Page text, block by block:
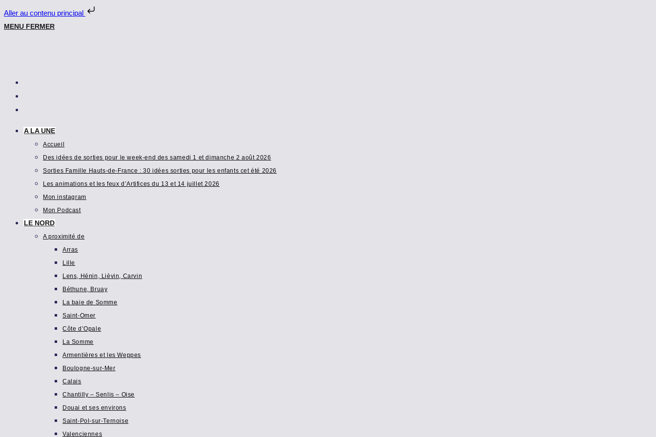
Aller au contenu principal
Skip
MENU FERMER
A LA UNE
Accueil
Des idées de sorties pour le week-end des samedi 1 et dimanche 2 août 2026
Sorties Famille Hauts-de-France : 30 idées sorties pour les enfants cet été 2026
Les animations et les feux d’Artifices du 13 et 14 juillet 2026
Mon instagram
Mon Podcast
LE NORD
A proximité de
Arras
Lille
Lens, Hénin, Lièvin, Carvin
Béthune, Bruay
La baie de Somme
Saint-Omer
Côte d’Opale
La Somme
Armentières et les Weppes
Boulogne-sur-Mer
Calais
Chantilly – Senlis – Oise
Douai et ses environs
Saint-Pol-sur-Ternoise
Valenciennes